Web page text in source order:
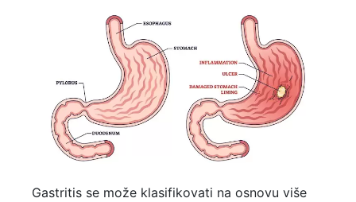
Gastritis se može klasifikovati na osnovu više